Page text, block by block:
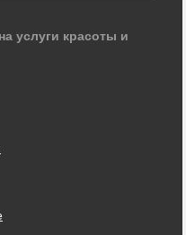
услуги красоты и